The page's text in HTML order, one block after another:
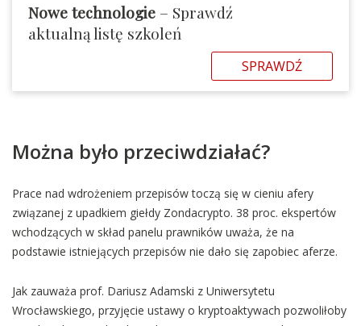
Nowe technologie – Sprawdź
aktualną listę szkoleń
SPRAWDŹ
Można było przeciwdziałać?
Prace nad wdrożeniem przepisów toczą się w cieniu afery
związanej z upadkiem giełdy Zondacrypto. 38 proc. ekspertów
wchodzących w skład panelu prawników uważa, że na
podstawie istniejących przepisów nie dało się zapobiec aferze.
Jak zauważa prof. Dariusz Adamski z Uniwersytetu
Wrocławskiego, przyjęcie ustawy o kryptoaktywach pozwoliłoby